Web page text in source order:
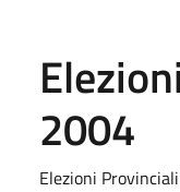
2004
Elezioni